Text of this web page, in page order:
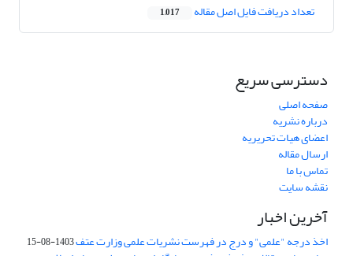
تعداد دریافت فایل اصل مقاله 1,017
دسترسی سریع
صفحه اصلی
درباره نشریه
اعضای هیات تحریریه
ارسال مقاله
تماس با ما
نقشه سایت
آخرین اخبار
اخذ درجه "علمی" و درج در فهرست نشریات علمی وزارت عتف1403-08-15